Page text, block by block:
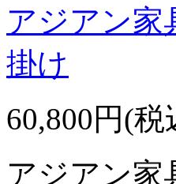
アジアン家
掛け
60,800円(税
アジアン家